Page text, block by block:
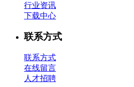
行业资讯
下载中心
联系方式
联系方式
在线留言
人才招聘